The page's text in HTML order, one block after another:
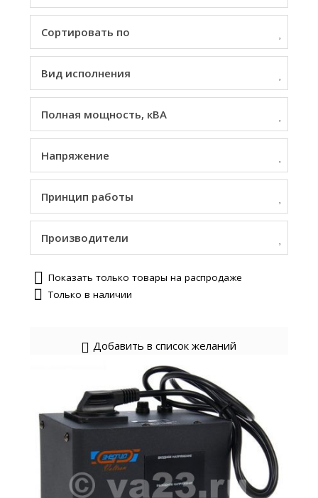
Сортировать по
Вид исполнения
Полная мощность, кВА
Напряжение
Принцип работы
Производители
Показать только товары на распродаже
Только в наличии
Добавить в список желаний